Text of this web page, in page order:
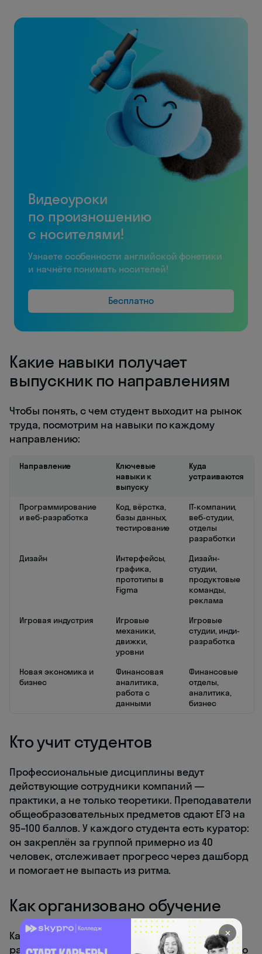
Видеоуроки
по произношению
с носителями!
Узнаете особенности английской фонетики
и начнёте понимать носителей!
Бесплатно
Какие навыки получает
выпускник по направлениям
Чтобы понять, с чем студент выходит на рынок
труда, посмотрим на навыки по каждому
направлению:
Направление
Ключевые
навыки к
выпуску
Куда
устраиваются
Программирование
и веб-разработка
Код, вёрстка,
базы данных,
тестирование
IT-компании,
веб-студии,
отделы
разработки
Дизайн
Интерфейсы,
графика,
прототипы в
Figma
Дизайн-
студии,
продуктовые
команды,
реклама
Игровая индустрия
Игровые
механики,
движки,
уровни
Игровые
студии, инди-
разработка
Новая экономика и
бизнес
Финансовая
аналитика,
работа с
данными
Финансовые
отделы,
аналитика,
бизнес
Кто учит студентов
Профессиональные дисциплины ведут
действующие сотрудники компаний —
практики, а не только теоретики. Преподаватели
общеобразовательных предметов сдают ЕГЭ на
95–100 баллов. У каждого студента есть куратор:
он закреплён за группой примерно из 40
человек, отслеживает прогресс через дашборд
и помогает не выпасть из ритма.
Как организовано обучение
Кампус работает без звонков и школьного
расписания и напоминает офис IT-компании. До
✕